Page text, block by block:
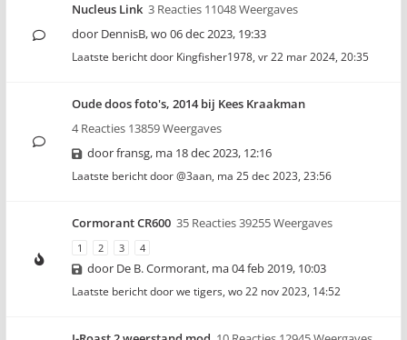
Nucleus Link 3 Reacties 11048 Weergaves
door DennisB,wo 06 dec 2023, 19:33
Laatste bericht door Kingfisher1978, vr 22 mar 2024, 20:35
Oude doos foto's, 2014 bij Kees Kraakman
4 Reacties 13859 Weergaves
doorfransg, ma 18 dec 2023, 12:16
Laatste bericht door@3aan, ma 25 dec 2023, 23:56
Cormorant CR600 35 Reacties 39255 Weergaves
1 2 3 4
door De B. Cormorant, ma 04 feb 2019, 10:03
Laatste bericht doorwe tigers, wo 22 nov 2023, 14:52